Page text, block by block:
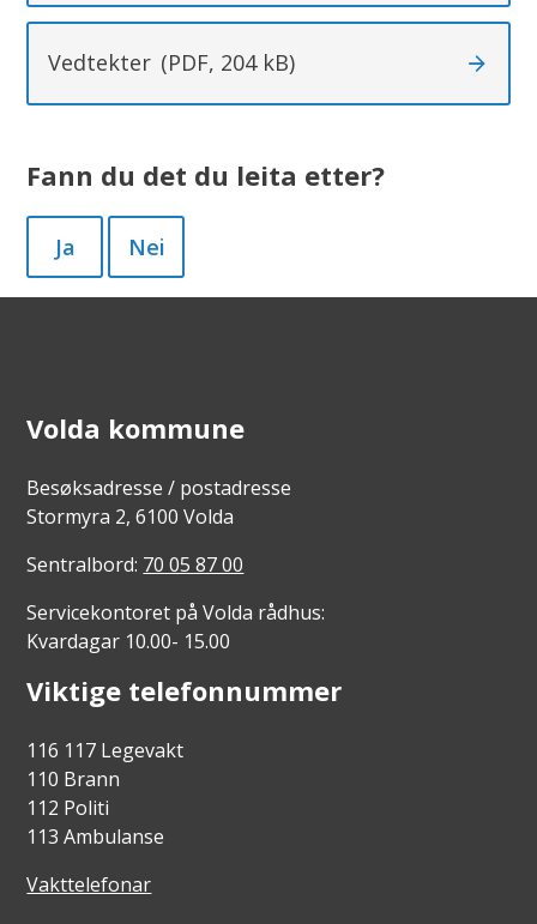
Vedtekter (PDF, 204 kB)
Fann du det du leita etter?
Ja Nei
Volda kommune
Besøksadresse / postadresse
Stormyra 2, 6100 Volda
Sentralbord: 70 05 87 00
Servicekontoret på Volda rådhus:
Kvardagar 10.00- 15.00
Viktige telefonnummer
116 117 Legevakt
110 Brann
112 Politi
113 Ambulanse
Vakttelefonar